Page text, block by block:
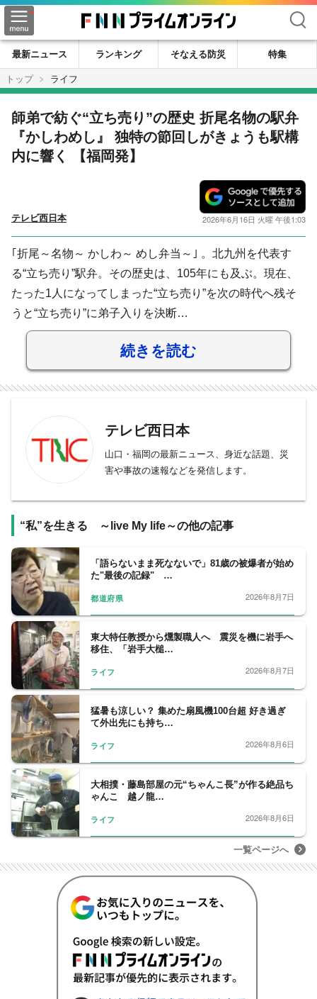
検索
最新ニュース ランキング そなえる防災
特集
トップ
ライフ
師弟で紡ぐ“立ち売り”の歴史 折尾名物の駅弁
『かしわめし』 独特の節回しがきょうも駅構
内に響く 【福岡発】
テレビ西日本 2026年6月16日 火曜 午後1:03
｢折尾～名物～ かしわ～ めし弁当～｣ 。北九州を代表す
る“立ち売り”駅弁。その歴史は、105年にも及ぶ。現在、
たった1人になってしまった“立ち売り”を次の時代へ残そ
うと“立ち売り”に弟子入りを決断…
続きを読む
テレビ西日本
山口・福岡の最新ニュース、身近な話題、災
害や事故の速報などを発信します。
“私”を生きる ～live My life～の他の記事
「語らないまま死なないで」81歳の被爆者が始め
た"最後の記録" …
都道府県 2026年8月7日
東大特任教授から燻製職人へ 震災を機に岩手へ
移住、「岩手大槌…
ライフ 2026年8月7日
猛暑も涼しい？ 集めた扇風機100台超 好き過ぎ
て外出先にも持ち…
ライフ 2026年8月6日
大相撲・藤島部屋の元“ちゃんこ長”が作る絶品ち
ゃんこ 越ノ龍…
ライフ 2026年8月6日
一覧ページへ